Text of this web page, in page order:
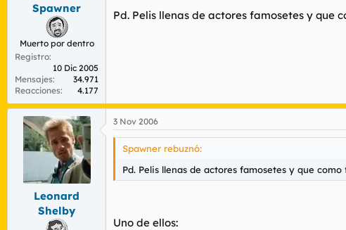
Spawner
Muerto por dentro
Registro
10 Dic 2005
Mensajes
34.971
Reacciones
4.177
Pd. Pelis llenas de actores famosetes y que
Leonard
Shelby
3 Nov 2006
Spawner rebuznó:
Pd. Pelis llenas de actores famosetes y que
Uno de ellos: